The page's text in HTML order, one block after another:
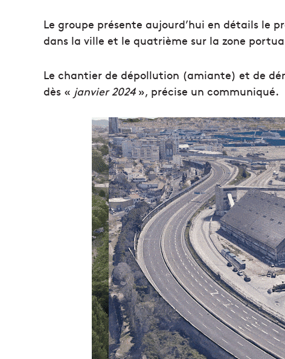
Le groupe présente aujourd’hui en détails le
dans la ville et le quatrième sur la zone
Le chantier de dépollution (amiante) et de
dès « janvier 2024», précise un communiqué.